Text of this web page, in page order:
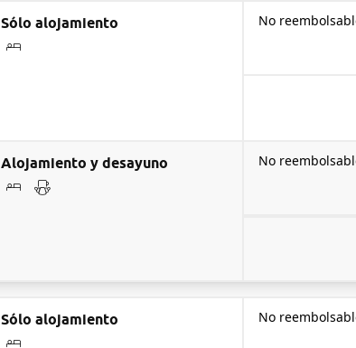
Sólo alojamiento No
Alojamiento y desayuno No
Sólo alojamiento No